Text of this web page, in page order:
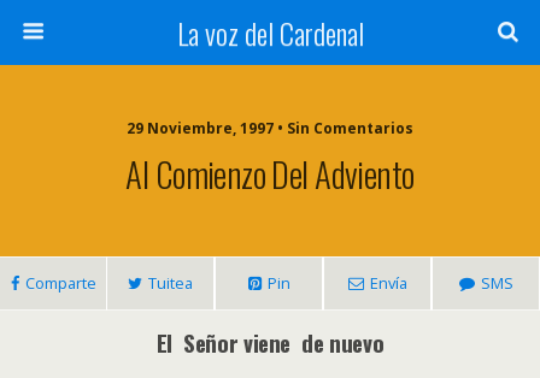
La voz del Cardenal
29 Noviembre, 1997 • Sin Comentarios
Al Comienzo Del Adviento
Comparte Tuitea Pin Envía SMS
El Señor viene de nuevo